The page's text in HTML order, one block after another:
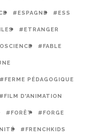
#ESPAGNE #ESS
#ETRANGER
#FABLE
#FERME PÉDAGOGIQUE
#FILM D'ANIMATION
#FORÊT #FORGE
#FRENCHKIDS